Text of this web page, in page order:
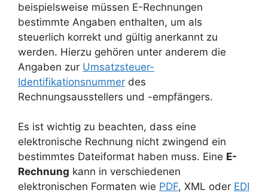
beispielsweise müssen E-Rechnungen
bestimmte Angaben enthalten, um als
steuerlich korrekt und gültig anerkannt zu
werden. Hierzu gehören unter anderem die
Angaben zur Umsatzsteuer-
Identifikationsnummer des
Rechnungsausstellers und -empfängers.
Es ist wichtig zu beachten, dass eine
elektronische Rechnung nicht zwingend ein
bestimmtes Dateiformat haben muss. Eine E-
Rechnung kann in verschiedenen
elektronischen Formaten wie PDF, XML oder EDI